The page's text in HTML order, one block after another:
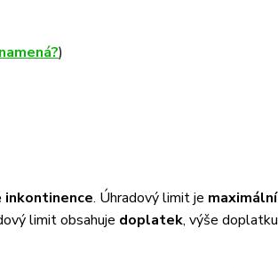
)
. Úhradový limit je
limit obsahuje doplatek, výše